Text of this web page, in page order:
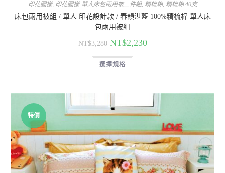
印花圖樣, 印花圖樣-單人床包兩用被三件組, 精梳棉, 精梳棉 40支
床包兩用被組 / 單人 印花設計款 / 春韻湛藍 100%精梳棉 單人床
包兩用被組
NT$3,280 NT$2,230
選擇規格
特價